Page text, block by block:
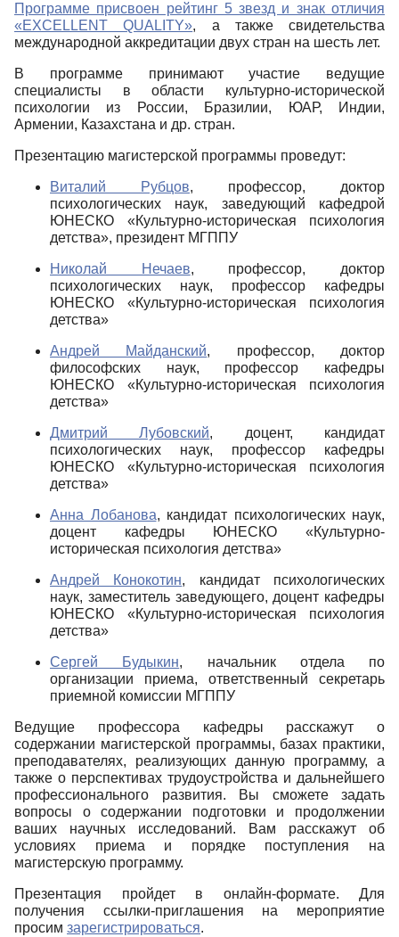
Программе присвоен рейтинг 5 звезд и знак отличия
«EXCELLENT QUALITY», а также свидетельства
международной аккредитации двух стран на шесть лет.
В программе принимают участие ведущие
специалисты в области культурно-исторической
психологии из России, Бразилии, ЮАР, Индии,
Армении, Казахстана и др. стран.
Презентацию магистерской программы проведут:
Виталий Рубцов, профессор, доктор
психологических наук, заведующий кафедрой
ЮНЕСКО «Культурно-историческая психология
детства», президент МГППУ
Николай Нечаев, профессор, доктор
психологических наук, профессор кафедры
ЮНЕСКО «Культурно-историческая психология
детства»
Андрей Майданский, профессор, доктор
философских наук, профессор кафедры
ЮНЕСКО «Культурно-историческая психология
детства»
Дмитрий Лубовский, доцент, кандидат
психологических наук, профессор кафедры
ЮНЕСКО «Культурно-историческая психология
детства»
Анна Лобанова, кандидат психологических наук,
доцент кафедры ЮНЕСКО «Культурно-
историческая психология детства»
Андрей Конокотин, кандидат психологических
наук, заместитель заведующего, доцент кафедры
ЮНЕСКО «Культурно-историческая психология
детства»
Сергей Будыкин, начальник отдела по
организации приема, ответственный секретарь
приемной комиссии МГППУ
Ведущие профессора кафедры расскажут о
содержании магистерской программы, базах практики,
преподавателях, реализующих данную программу, а
также о перспективах трудоустройства и дальнейшего
профессионального развития. Вы сможете задать
вопросы о содержании подготовки и продолжении
ваших научных исследований. Вам расскажут об
условиях приема и порядке поступления на
магистерскую программу.
Презентация пройдет в онлайн-формате. Для
получения ссылки-приглашения на мероприятие
просим зарегистрироваться.